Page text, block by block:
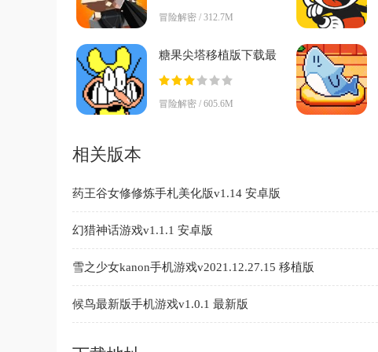
冒险解密 / 312.7M
糖果尖塔移植版下载最
新版(Pizza
冒险解密 / 605.6M
相关版本
药王谷女修修炼手札美化版v1.14 安卓版
幻猎神话游戏v1.1.1 安卓版
雪之少女kanon手机游戏v2021.12.27.15 移植版
候鸟最新版手机游戏v1.0.1 最新版